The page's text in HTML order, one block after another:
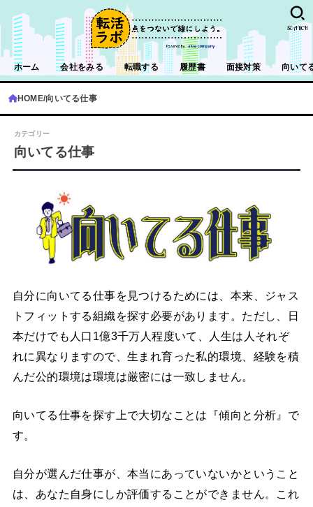
ホーム 会社をみる 転職する 履歴書 面接対策 向いて
SEARCH
HOME 向いてる仕事
向いてる仕事
自分に向いてる仕事を見つけるためには、本来、ジャス
トフィットする組織を探す必要があります。ただし、日
本だけでも人口1億3千万人程度いて、人生は人それぞ
れに異なりますので、生まれ育った私的環境、経験を積
んだ公的環境は環境は厳密には一致しません。
向いてる仕事を探す上で大切なことは『傾向と分析』で
す。
自分が選んだ仕事が、本当にあっていないかということ
は、あなた自身にしか評価することができません。これ